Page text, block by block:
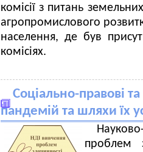
комісії з питань
агропромислового
населення, де був
комісіях.
Соціально-правові
пандемій та шляхи їх
проблем